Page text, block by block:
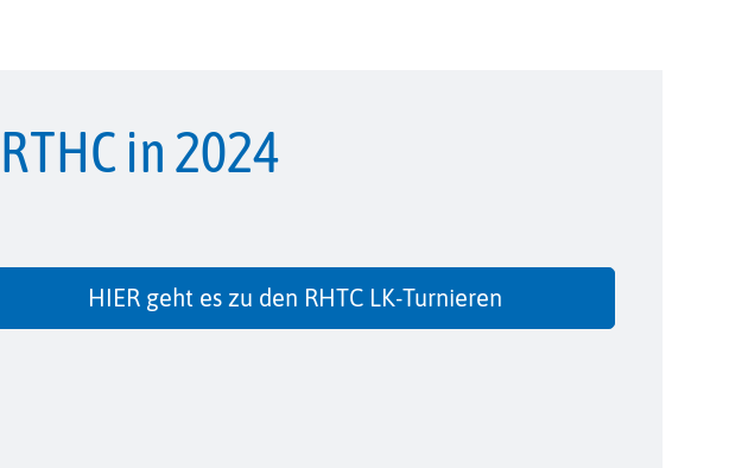
in 2024
HIER geht es zu den RHTC LK-Turnieren